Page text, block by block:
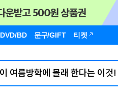
DVD/BD 문구/GIFT 티켓